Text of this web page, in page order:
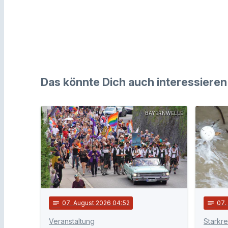
Das könnte Dich auch interessieren
BAYERNWELLE
notes 07. August 2026 04:52
Veranstaltung
notes 07